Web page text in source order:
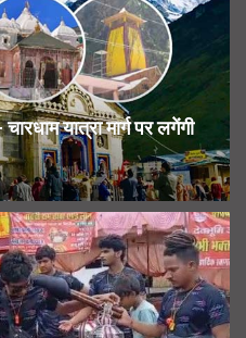
यात्रा मार्ग पर लगेंगी